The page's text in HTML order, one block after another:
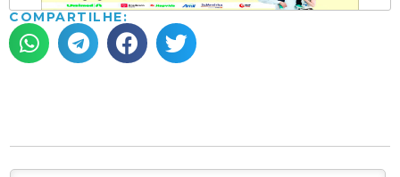
COMPARTILHE: